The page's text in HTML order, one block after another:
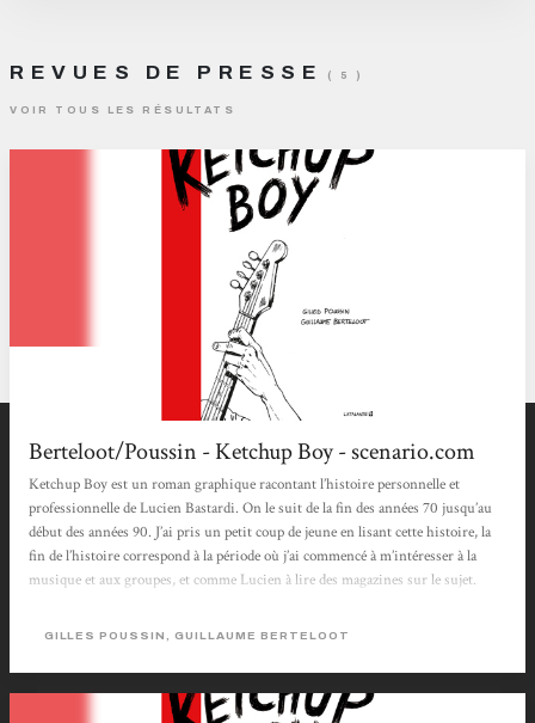
REVUES DE PRESSE ( 5 )
VOIR TOUS LES RÉSULTATS
Berteloot/Poussin - Ketchup Boy - scenario.com
Ketchup Boy est un roman graphique racontant l’histoire personnelle et
professionnelle de Lucien Bastardi. On le suit de la fin des années 70 jusqu’au
début des années 90. J’ai pris un petit coup de jeune en lisant cette histoire, la
fin de l’histoire correspond à la période où j’ai commencé à m’intéresser à la
musique et aux groupes, et comme Lucien à lire des magazines sur le sujet.
pratiquement tous les disques que l’on voit régulièrement en arrière...
GILLES POUSSIN, GUILLAUME BERTELOOT